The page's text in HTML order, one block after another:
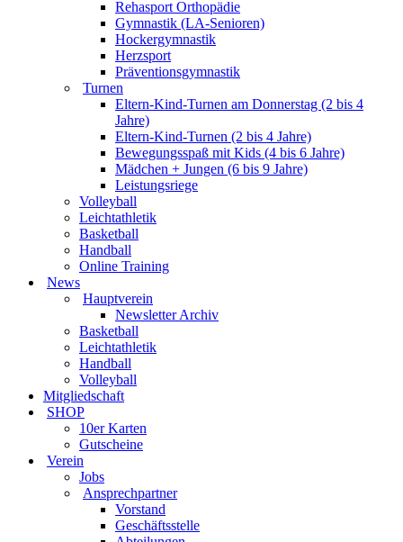
Rehasport Orthopädie
Gymnastik (LA-Senioren)
Hockergymnastik
Herzsport
Präventionsgymnastik
Turnen
Eltern-Kind-Turnen am Donnerstag (2 bis 4
Jahre)
Eltern-Kind-Turnen (2 bis 4 Jahre)
Bewegungsspaß mit Kids (4 bis 6 Jahre)
Mädchen + Jungen (6 bis 9 Jahre)
Leistungsriege
Volleyball
Leichtathletik
Basketball
Handball
Online Training
News
Hauptverein
Newsletter Archiv
Basketball
Leichtathletik
Handball
Volleyball
Mitgliedschaft
SHOP
10er Karten
Gutscheine
Verein
Jobs
Ansprechpartner
Vorstand
Geschäftsstelle